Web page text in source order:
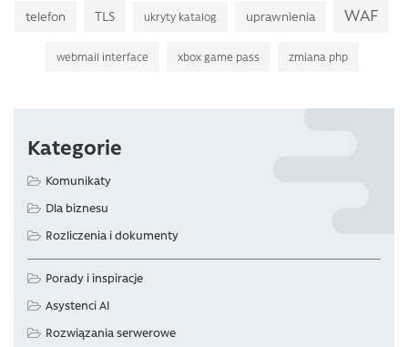
telefon TLS ukryty katalog uprawnienia WAF
webmail interface xbox game pass zmiana php
Kategorie
Komunikaty
Dla biznesu
Rozliczenia i dokumenty
Porady i inspiracje
Asystenci AI
Rozwiązania serwerowe